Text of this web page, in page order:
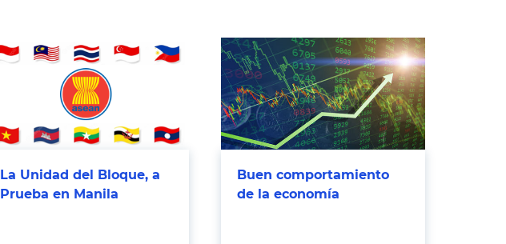
La Unidad del Bloque, a
Prueba en Manila
Buen comportamiento
de la economía